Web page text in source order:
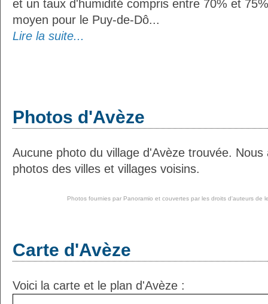
et un taux d'humidité compris entre 70% et
moyen pour le Puy-de-Dô...
Lire la suite...
Photos d'Avèze
Aucune photo du village d'Avèze trouvée.
photos des villes et villages voisins.
Photos fournies par Panoramio et couvertes par les droits d'auteurs de
Carte d'Avèze
Voici la carte et le plan d'Avèze :